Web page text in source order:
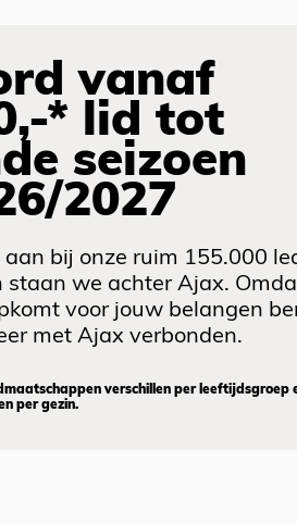
vanaf
* lid tot
seizoen
2027
aan bij onze ruim 155.000
staan we achter Ajax.
voor jouw belangen
met Ajax verbonden.
verschillen per leeftijdsgroep
per gezin.